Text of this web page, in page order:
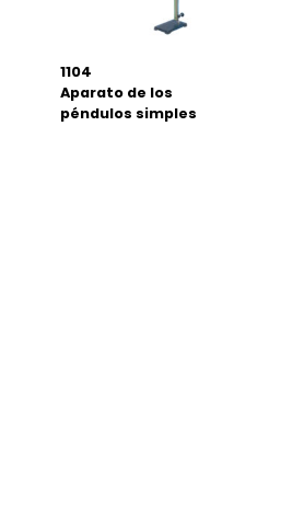
1104
Aparato de los
péndulos simples